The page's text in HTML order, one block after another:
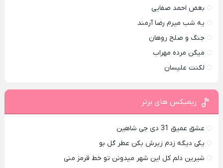
بغض احمد صفایی
یه شب میرم رضا آرمند
جنگ و صلح روهان
میگن مرده مهراب
لکنت علیسان
ریمیکس های برتر
عشق عمیق 31 دی جی شاهین
یکی دیگه زدم زیرش بکن عطر گل بو
شیرین دلم کل این شهر میدونن تو خط قرمز منی